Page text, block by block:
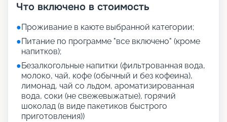
Что включено в стоимость
●Проживание в каюте выбранной категории;
●Питание по программе "все включено" (кроме
напитков);
●Безалкогольные напитки (фильтрованная вода,
молоко, чай, кофе (обычный и без кофеина),
лимонад, чай со льдом, ароматизированная
вода, соки (не свежевыжатые), горячий
шоколад (в виде пакетиков быстрого
приготовления))